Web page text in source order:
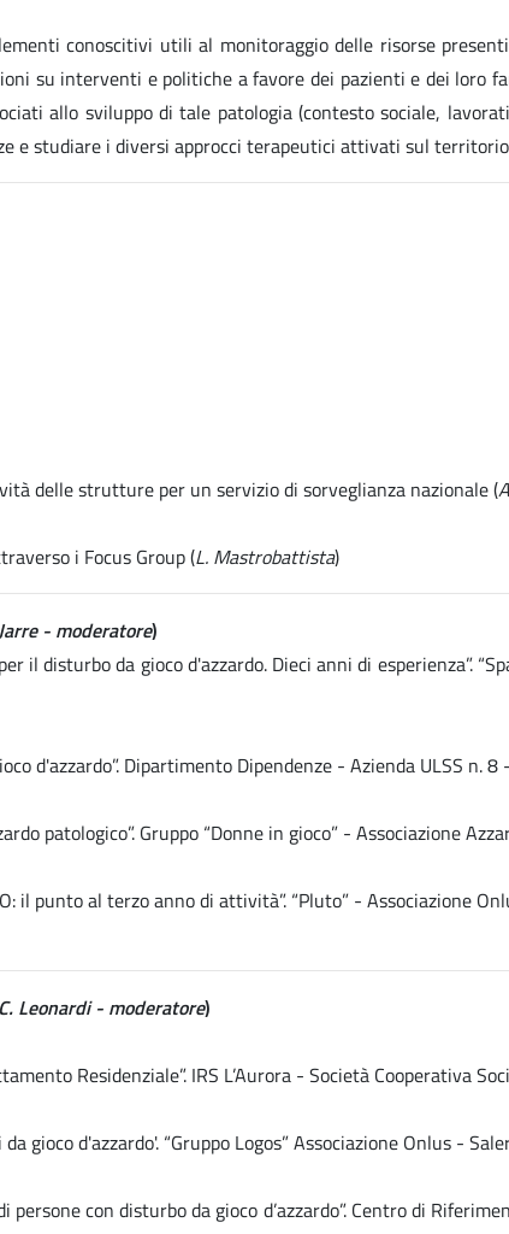
conoscitivi utili al monitoraggio delle risorse
su interventi e politiche a favore dei pazienti e dei loro
allo sviluppo di tale patologia (contesto sociale,
e studiare i diversi approcci terapeutici attivati sul
delle strutture per un servizio di sorveglianza nazionale (
i Focus Group (L. Mastrobattista)
- moderatore)
il disturbo da gioco d'azzardo. Dieci anni di esperienza”.
d'azzardo”. Dipartimento Dipendenze - Azienda ULSS n. 8
patologico”. Gruppo “Donne in gioco” - Associazione
il punto al terzo anno di attività”. “Pluto” - Associazione
C. Leonardi - moderatore)
Residenziale”. IRS L’Aurora - Società Cooperativa
d'azzardo'. “Gruppo Logos” Associazione Onlus -
con disturbo da gioco d’azzardo”. Centro di